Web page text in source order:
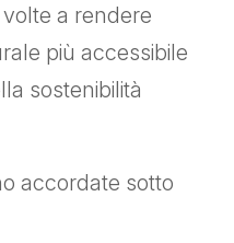
a rendere
più accessibile
sostenibilità
accordate sotto